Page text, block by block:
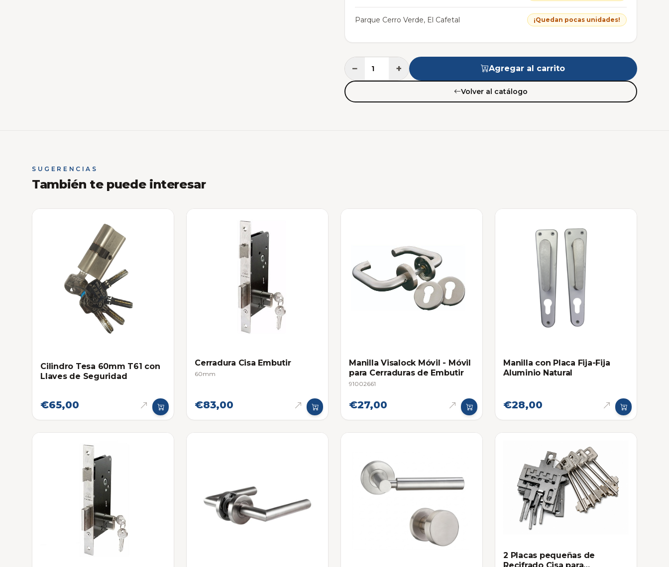
Parque Cerro Verde, El Cafetal ¡Quedan pocas unidades!
− + Agregar al carrito
Volver al catálogo
SUGERENCIAS
También te puede interesar
Cilindro Tesa 60mm T61 con
Llaves de Seguridad
€65,00
Cerradura Cisa Embutir
60mm
€83,00
Manilla Visalock Móvil - Móvil
para Cerraduras de Embutir
91002661
€27,00
Manilla con Placa Fija-Fija
Aluminio Natural
€28,00
2 Placas pequeñas de